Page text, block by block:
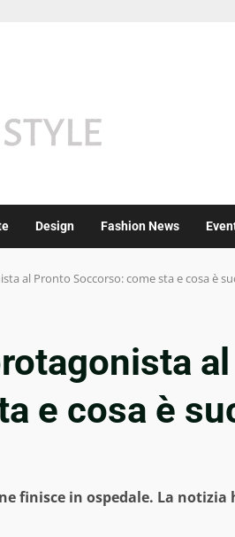
Design Fashion News
al Pronto Soccorso: come sta e cosa è
e cosa è
finisce in ospedale. La notizia